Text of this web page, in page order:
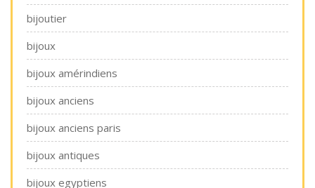
bijoutier
bijoux
bijoux amérindiens
bijoux anciens
bijoux anciens paris
bijoux antiques
bijoux egyptiens